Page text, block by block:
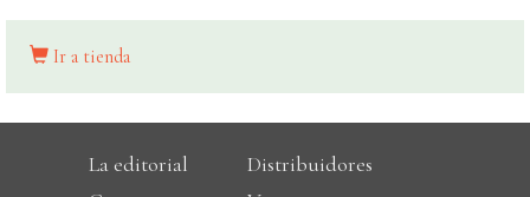
Ir a tienda
La editorial
Distribuidores